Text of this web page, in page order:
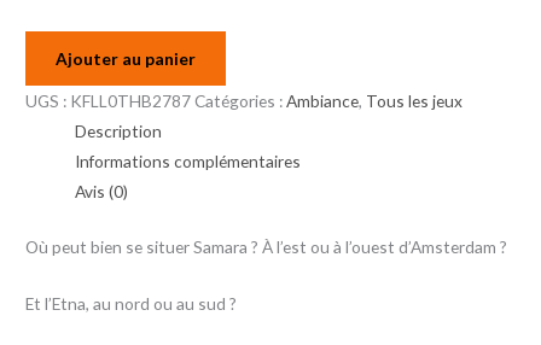
Ajouter au panier
UGS : KFLL0THB2787 Catégories :Ambiance, Tous les jeux
Description
Informations complémentaires
Avis (0)
Où peut bien se situer Samara ? À l’est ou à l’ouest d’Amsterdam ?
Et l’Etna, au nord ou au sud ?